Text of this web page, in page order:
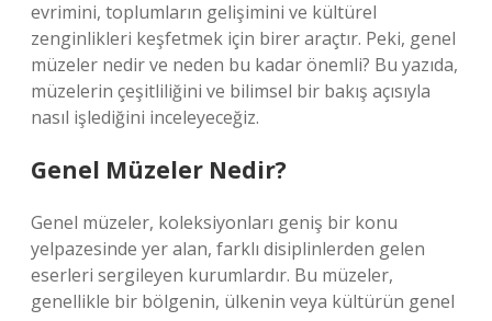
evrimini, toplumların gelişimini ve kültürel
zenginlikleri keşfetmek için birer araçtır. Peki, genel
müzeler nedir ve neden bu kadar önemli? Bu yazıda,
müzelerin çeşitliliğini ve bilimsel bir bakış açısıyla
nasıl işlediğini inceleyeceğiz.
Genel Müzeler Nedir?
Genel müzeler, koleksiyonları geniş bir konu
yelpazesinde yer alan, farklı disiplinlerden gelen
eserleri sergileyen kurumlardır. Bu müzeler,
genellikle bir bölgenin, ülkenin veya kültürün genel